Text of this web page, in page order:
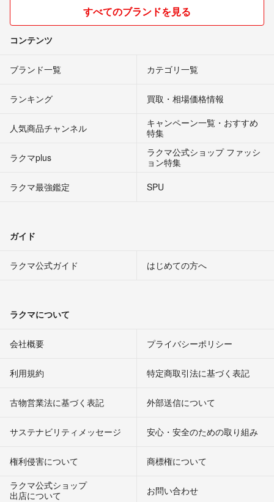
すべてのブランドを見る
コンテンツ
ブランド一覧 カテゴリ一覧
ランキング 買取・相場価格情報
人気商品チャンネル
キャンペーン一覧・おすすめ
特集
ラクマplus
ラクマ公式ショップ ファッシ
ョン特集
ラクマ最強鑑定
SPU
ガイド
ラクマ公式ガイド はじめての方へ
ラクマについて
会社概要 プライバシーポリシー
利用規約 特定商取引法に基づく表記
古物営業法に基づく表記 外部送信について
サステナビリティメッセージ 安心・安全のための取り組み
権利侵害について
商標権について
ラクマ公式ショップ
出店について
お問い合わせ